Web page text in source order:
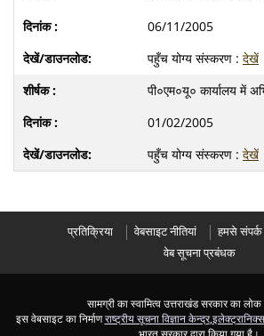
06/11/2005
पहुँच योग्य संस्करण : देखें
पी०एम०यू० कार्यालय में
01/02/2005
पहुँच योग्य संस्करण : देखें
प्रतिक्रिया वेबसाइट नीतियां हमसे
वेब सूचना प्रबंधक
सामग्री का स्वामित्व उत्तराखंड सरकार का लोक
इस वेबसाइट का निर्माणराष्ट्रीय सूचना विज्ञान केन्द्र,